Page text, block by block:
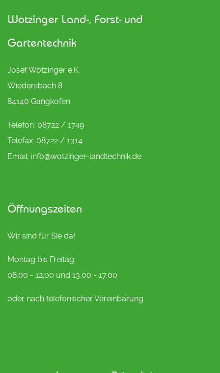
Wotzinger Land-, Forst- und
Gartentechnik
Josef Wotzinger e.K.
Wiedersbach 8
84140 Gangkofen
Telefon: 08722 / 1749
Telefax: 08722 / 1314
Email: info@wotzinger-landtechnik.de
Öffnungszeiten
Wir sind für Sie da!
Montag bis Freitag:
08.00 - 12.00 und 13.00 - 17.00
oder nach telefonischer Vereinbarung